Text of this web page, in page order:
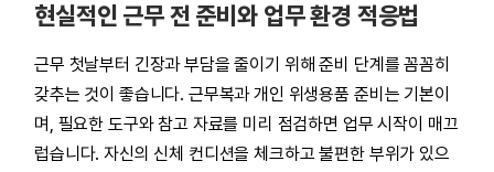
현실적인 근무 전 준비와 업무 환경 적응법
근무 첫날부터 긴장과 부담을 줄이기 위해 준비 단계를 꼼꼼히
갖추는 것이 좋습니다. 근무복과 개인 위생용품 준비는 기본이
며, 필요한 도구와 참고 자료를 미리 점검하면 업무 시작이 매끄
럽습니다. 자신의 신체 컨디션을 체크하고 불편한 부위가 있으